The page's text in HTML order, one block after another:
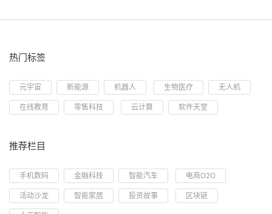
热门标签
元宇宙 新能源 机器人 生物医疗 无人机
在线教育 零售科技 云计算 软件天堂
推荐栏目
手机数码 金融科技 智能汽车 电商O2O
活动沙龙 智能家居 投资故事 区块链